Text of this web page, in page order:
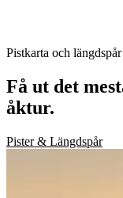
Pistkarta och längdspår
Få ut det
åktur.
Pister & Längdspår